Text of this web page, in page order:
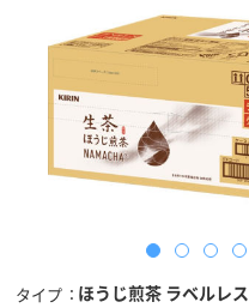
タイプ ほうじ煎茶 ラベルレス